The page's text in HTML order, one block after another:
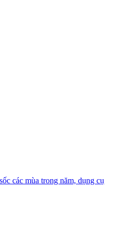
các mùa trong năm, dụng cụ